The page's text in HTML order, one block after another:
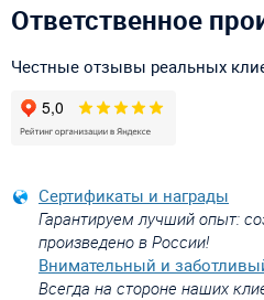
Ответственное
Честные отзывы реальных
Сертификаты и награды
Гарантируем лучший опыт:
произведено в России!
Внимательный и
Всегда на стороне наших